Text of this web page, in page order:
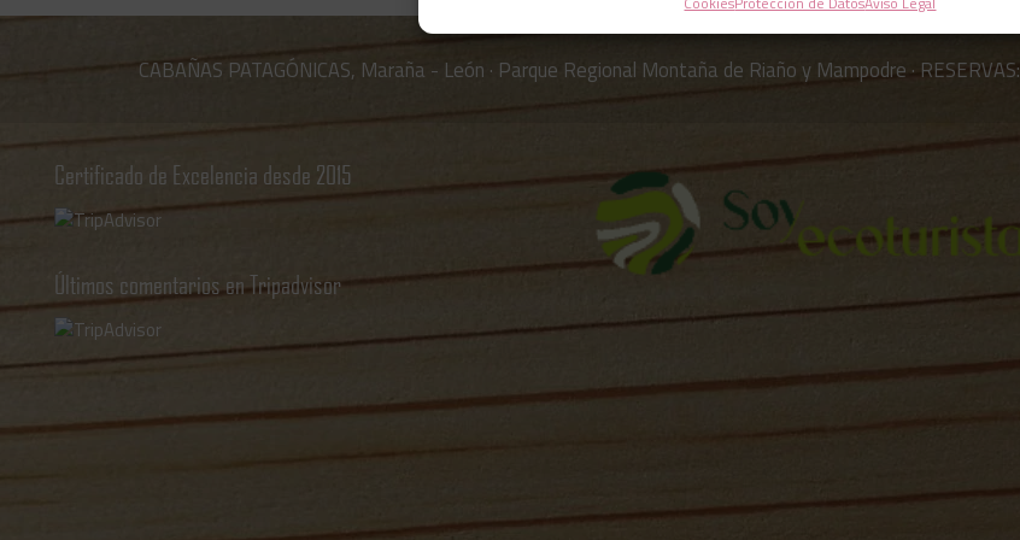
CABAÑAS PATAGÓNICAS, Maraña - León · Parque Regional Montaña de Riaño y Mampodre · RESERVAS:
Certificado de Excelencia desde 2015
Últimos comentarios en Tripadvisor